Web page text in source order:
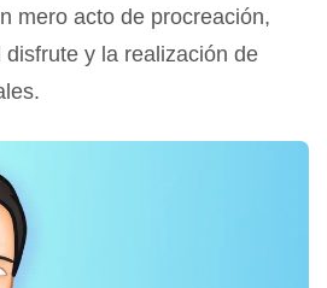
mero acto de procreación,
y la realización de